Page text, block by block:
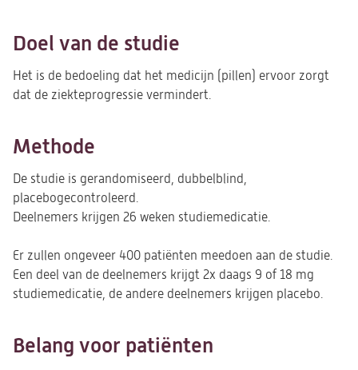
Doel van de studie
Het is de bedoeling dat het medicijn (pillen) ervoor zorgt
dat de ziekteprogressie vermindert.
Methode
De studie is gerandomiseerd, dubbelblind,
placebogecontroleerd.
Deelnemers krijgen 26 weken studiemedicatie.
Er zullen ongeveer 400 patiënten meedoen aan de studie.
Een deel van de deelnemers krijgt 2x daags 9 of 18 mg
studiemedicatie, de andere deelnemers krijgen placebo.
Belang voor patiënten